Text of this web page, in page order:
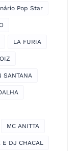
Pop Star
LA FURIA
SANTANA
MC ANITTA
E DJ CHACAL